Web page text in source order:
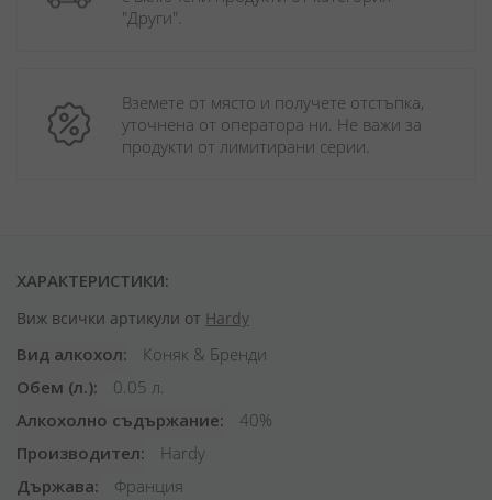
"Други".
Вземете от място и получете отстъпка,
уточнена от оператора ни. Не важи за
продукти от лимитирани серии.
ХАРАКТЕРИСТИКИ:
Виж всички артикули от Hardy
Вид алкохол
Коняк & Бренди
Обем (л.)
0.05 л.
Алкохолно съдържание
40%
Производител
Hardy
Държава
Франция